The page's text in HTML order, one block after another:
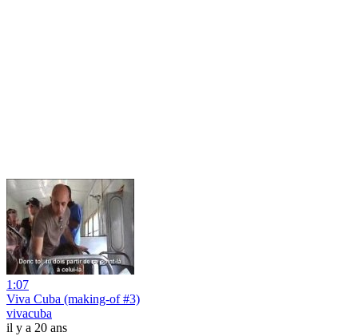
1:07
Viva Cuba (making-of #3)
vivacuba
il y a 20 ans